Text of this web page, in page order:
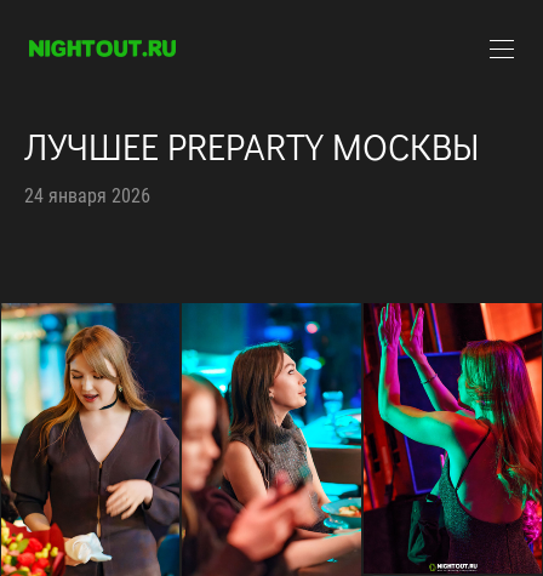
ЛУЧШЕЕ PREPARTY МОСКВЫ
24 января 2026